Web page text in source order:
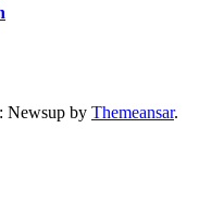
Newsup by Themeansar.